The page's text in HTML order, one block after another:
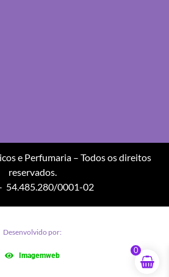
e Perfumaria – Todos os direitos
reservados.
54.485.280/0001-02
Desenvolvido por:
Imagemweb
0